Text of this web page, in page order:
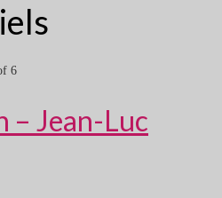
6
– Jean-Luc